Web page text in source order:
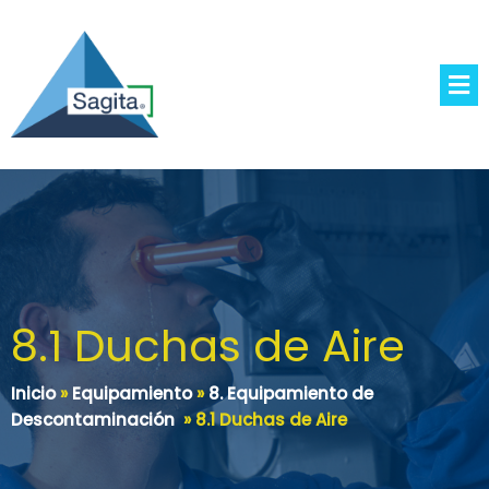
8.1 Duchas de Aire
Inicio»Equipamiento»8. Equipamiento de
Descontaminación »8.1 Duchas de Aire